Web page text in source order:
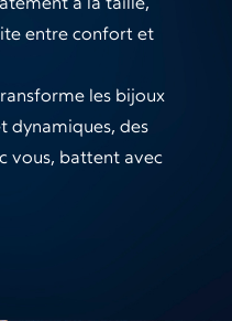
à la taille,
entre confort et
les bijoux
dynamiques, des
vous, battent avec